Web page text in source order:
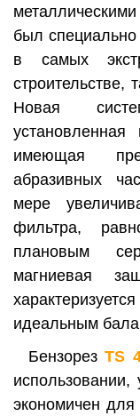
был
в самых
строительстве,
Новая
имеющая
абразивных
мере
фильтра,
плановым
магниевая
идеальным
БензорезTS
экономичен